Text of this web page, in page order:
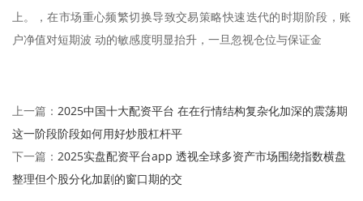
上。，在市场重心频繁切换导致交易策略快速迭代的时期阶段，账
户净值对短期波 动的敏感度明显抬升，一旦忽视仓位与保证金
上一篇： 2025中国十大配资平台 在在行情结构复杂化加深的震荡期
这一阶段阶段如何用好炒股杠杆平
下一篇： 2025实盘配资平台app 透视全球多资产市场围绕指数横盘
整理但个股分化加剧的窗口期的交